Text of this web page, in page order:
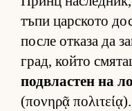
тъпи цар­с­кото
после от­каза да
град, който
под­в­лас­тен на
(πονηρᾷ